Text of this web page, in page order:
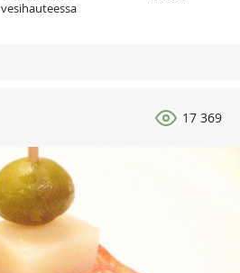
vesihauteessa
17 369